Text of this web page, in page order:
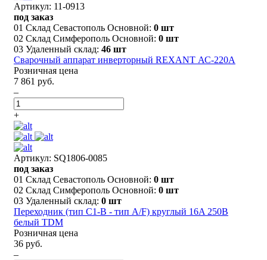
Артикул: 11-0913
под заказ
01 Склад Севастополь Основной: 0 шт
02 Склад Симферополь Основной: 0 шт
03 Удаленный склад: 46 шт
Сварочный аппарат инверторный REXANT АС-220А
Розничная цена
7 861 руб.
–
+
Артикул: SQ1806-0085
под заказ
01 Склад Севастополь Основной: 0 шт
02 Склад Симферополь Основной: 0 шт
03 Удаленный склад: 0 шт
Переходник (тип С1-В - тип A/F) круглый 16A 250В
белый TDM
Розничная цена
36 руб.
–